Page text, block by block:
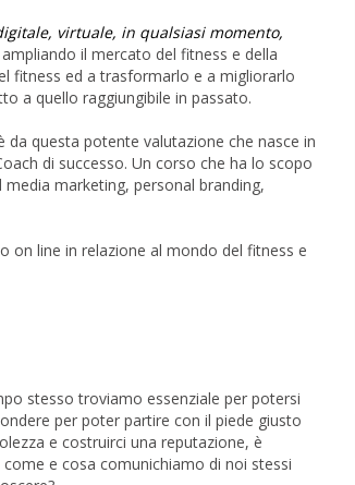
virtuale, in qualsiasi momento,
il mercato del fitness e della
fitness ed a trasformarlo e a migliorarlo
a quello raggiungibile in passato.
questa potente valutazione che nasce in
di successo. Un corso che ha lo scopo
marketing, personal branding,
on line in relazione al mondo del fitness e
stesso troviamo essenziale per potersi
per poter partire con il piede giusto
e costruirci una reputazione, è
e cosa comunichiamo di noi stessi